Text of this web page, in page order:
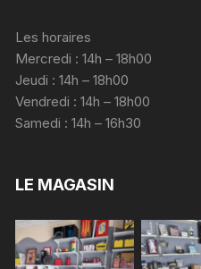
Les horaires
Mercredi : 14h – 18h00
Jeudi : 14h – 18h00
Vendredi : 14h – 18h00
Samedi : 14h – 16h30
LE MAGASIN